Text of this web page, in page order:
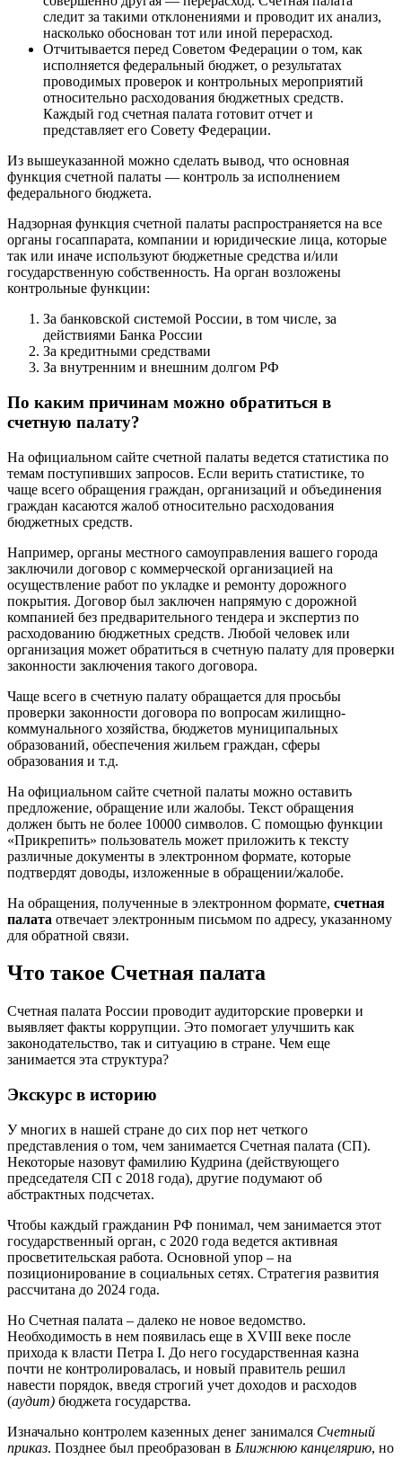
следит за такими отклонениями и проводит их анализ,
насколько обоснован тот или иной перерасход.
Отчитывается перед Советом Федерации о том, как
исполняется федеральный бюджет, о результатах
проводимых проверок и контрольных мероприятий
относительно расходования бюджетных средств.
Каждый год счетная палата готовит отчет и
представляет его Совету Федерации.
Из вышеуказанной можно сделать вывод, что основная
функция счетной палаты — контроль за исполнением
федерального бюджета.
Надзорная функция счетной палаты распространяется на все
органы госаппарата, компании и юридические лица, которые
так или иначе используют бюджетные средства и/или
государственную собственность. На орган возложены
контрольные функции:
За банковской системой России, в том числе, за
действиями Банка России
За кредитными средствами
За внутренним и внешним долгом РФ
По каким причинам можно обратиться в
счетную палату?
На официальном сайте счетной палаты ведется статистика по
темам поступивших запросов. Если верить статистике, то
чаще всего обращения граждан, организаций и объединения
граждан касаются жалоб относительно расходования
бюджетных средств.
Например, органы местного самоуправления вашего города
заключили договор с коммерческой организацией на
осуществление работ по укладке и ремонту дорожного
покрытия. Договор был заключен напрямую с дорожной
компанией без предварительного тендера и экспертиз по
расходованию бюджетных средств. Любой человек или
организация может обратиться в счетную палату для проверки
законности заключения такого договора.
Чаще всего в счетную палату обращается для просьбы
проверки законности договора по вопросам жилищно-
коммунального хозяйства, бюджетов муниципальных
образований, обеспечения жильем граждан, сферы
образования и т.д.
На официальном сайте счетной палаты можно оставить
предложение, обращение или жалобы. Текст обращения
должен быть не более 10000 символов. С помощью функции
«Прикрепить» пользователь может приложить к тексту
различные документы в электронном формате, которые
подтвердят доводы, изложенные в обращении/жалобе.
На обращения, полученные в электронном формате, счетная
палата отвечает электронным письмом по адресу, указанному
для обратной связи.
Что такое Счетная палата
Счетная палата России проводит аудиторские проверки и
выявляет факты коррупции. Это помогает улучшить как
законодательство, так и ситуацию в стране. Чем еще
занимается эта структура?
Экскурс в историю
У многих в нашей стране до сих пор нет четкого
представления о том, чем занимается Счетная палата (СП).
Некоторые назовут фамилию Кудрина (действующего
председателя СП с 2018 года), другие подумают об
абстрактных подсчетах.
Чтобы каждый гражданин РФ понимал, чем занимается этот
государственный орган, с 2020 года ведется активная
просветительская работа. Основной упор – на
позиционирование в социальных сетях. Стратегия развития
рассчитана до 2024 года.
Но Счетная палата – далеко не новое ведомство.
Необходимость в нем появилась еще в XVIII веке после
прихода к власти Петра I. До него государственная казна
почти не контролировалась, и новый правитель решил
навести порядок, введя строгий учет доходов и расходов
(аудит) бюджета государства.
Изначально контролем казенных денег занимался Счетный
приказ. Позднее был преобразован в Ближнюю канцелярию, но